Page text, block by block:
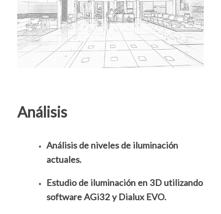
Análisis
Análisis de niveles de iluminación
actuales.
Estudio de iluminación en 3D utilizando
software AGi32 y Dialux EVO.